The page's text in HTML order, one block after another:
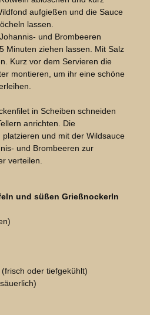
aufgießen und die Sauce
lassen.
und Brombeeren
Minuten ziehen lassen. Mit Salz
Kurz vor dem Servieren die
montieren, um ihr eine schöne
in Scheiben schneiden
anrichten. Die
und mit der Wildsauce
und Brombeeren zur
verteilen.
und süßen Grießnockerln
oder tiefgekühlt)